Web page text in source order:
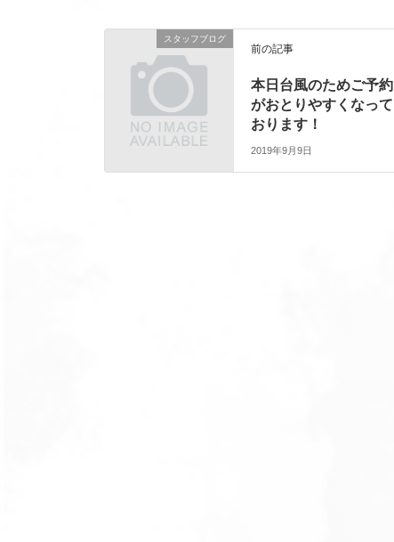
スタッフブログ
前の記事
本日台風のためご予約
がおとりやすくなって
おります！
2019年9月9日